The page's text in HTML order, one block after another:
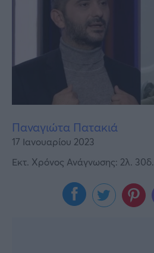
Γυναίκα
Καιρός
Παναγιώτα Πατακιά
17 Ιανουαρίου 2023
Εκτ. Χρόνος Ανάγνωσης: 2λ. 30δ.